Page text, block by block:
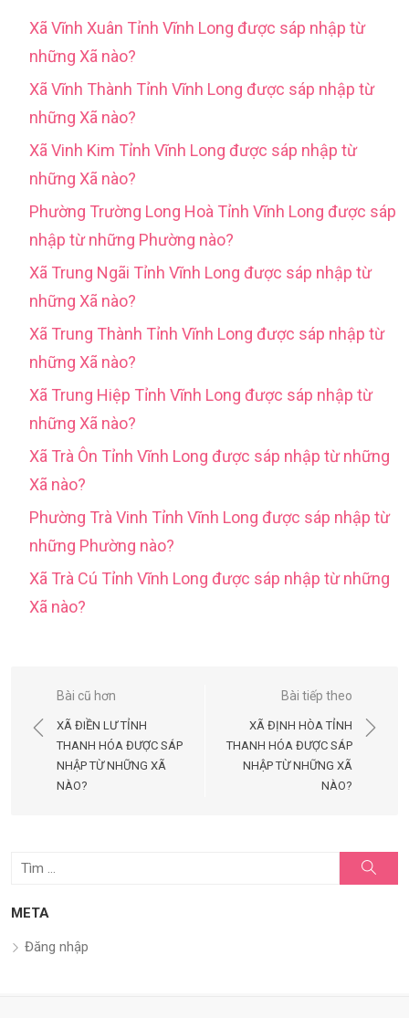
Xã Vĩnh Xuân Tỉnh Vĩnh Long được sáp nhập từ
những Xã nào?
Xã Vĩnh Thành Tỉnh Vĩnh Long được sáp nhập từ
những Xã nào?
Xã Vinh Kim Tỉnh Vĩnh Long được sáp nhập từ
những Xã nào?
Phường Trường Long Hoà Tỉnh Vĩnh Long được sáp
nhập từ những Phường nào?
Xã Trung Ngãi Tỉnh Vĩnh Long được sáp nhập từ
những Xã nào?
Xã Trung Thành Tỉnh Vĩnh Long được sáp nhập từ
những Xã nào?
Xã Trung Hiệp Tỉnh Vĩnh Long được sáp nhập từ
những Xã nào?
Xã Trà Ôn Tỉnh Vĩnh Long được sáp nhập từ những
Xã nào?
Phường Trà Vinh Tỉnh Vĩnh Long được sáp nhập từ
những Phường nào?
Xã Trà Cú Tỉnh Vĩnh Long được sáp nhập từ những
Xã nào?
Điều
hướng
bài
viết
Bài cũ hơn
XÃ ĐIỀN LƯ TỈNH
THANH HÓA ĐƯỢC SÁP
NHẬP TỪ NHỮNG XÃ
NÀO?
Bài tiếp theo
XÃ ĐỊNH HÒA TỈNH
THANH HÓA ĐƯỢC SÁP
NHẬP TỪ NHỮNG XÃ
NÀO?
Tìm
quả
kiếm
META
Đăng nhập